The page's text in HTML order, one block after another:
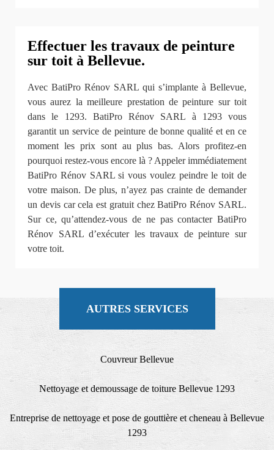
Effectuer les travaux de peinture
sur toit à Bellevue.
Avec BatiPro Rénov SARL qui s’implante à Bellevue,
vous aurez la meilleure prestation de peinture sur toit
dans le 1293. BatiPro Rénov SARL à 1293 vous
garantit un service de peinture de bonne qualité et en ce
moment les prix sont au plus bas. Alors profitez-en
pourquoi restez-vous encore là ? Appeler immédiatement
BatiPro Rénov SARL si vous voulez peindre le toit de
votre maison. De plus, n’ayez pas crainte de demander
un devis car cela est gratuit chez BatiPro Rénov SARL.
Sur ce, qu’attendez-vous de ne pas contacter BatiPro
Rénov SARL d’exécuter les travaux de peinture sur
votre toit.
AUTRES SERVICES
Couvreur Bellevue
Nettoyage et demoussage de toiture Bellevue 1293
Entreprise de nettoyage et pose de gouttière et cheneau à Bellevue
1293